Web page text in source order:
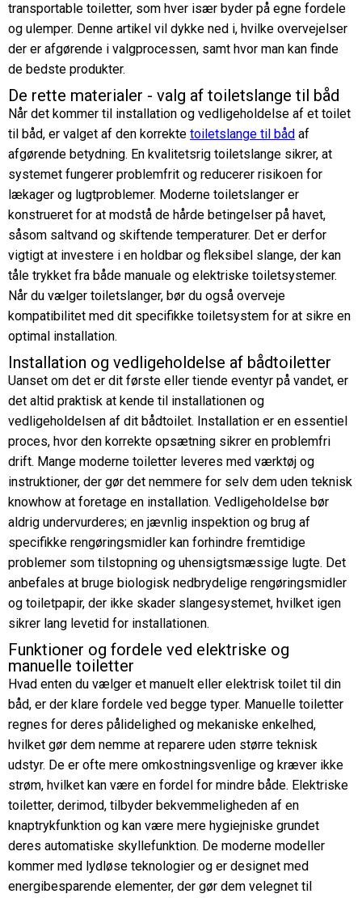
transportable toiletter, som hver især byder på egne fordele
og ulemper. Denne artikel vil dykke ned i, hvilke overvejelser
der er afgørende i valgprocessen, samt hvor man kan finde
de bedste produkter.
De rette materialer - valg af toiletslange til båd
Når det kommer til installation og vedligeholdelse af et toilet
til båd, er valget af den korrekte toiletslange til båd af
afgørende betydning. En kvalitetsrig toiletslange sikrer, at
systemet fungerer problemfrit og reducerer risikoen for
lækager og lugtproblemer. Moderne toiletslanger er
konstrueret for at modstå de hårde betingelser på havet,
såsom saltvand og skiftende temperaturer. Det er derfor
vigtigt at investere i en holdbar og fleksibel slange, der kan
tåle trykket fra både manuale og elektriske toiletsystemer.
Når du vælger toiletslanger, bør du også overveje
kompatibilitet med dit specifikke toiletsystem for at sikre en
optimal installation.
Installation og vedligeholdelse af bådtoiletter
Uanset om det er dit første eller tiende eventyr på vandet, er
det altid praktisk at kende til installationen og
vedligeholdelsen af dit bådtoilet. Installation er en essentiel
proces, hvor den korrekte opsætning sikrer en problemfri
drift. Mange moderne toiletter leveres med værktøj og
instruktioner, der gør det nemmere for selv dem uden teknisk
knowhow at foretage en installation. Vedligeholdelse bør
aldrig undervurderes; en jævnlig inspektion og brug af
specifikke rengøringsmidler kan forhindre fremtidige
problemer som tilstopning og uhensigtsmæssige lugte. Det
anbefales at bruge biologisk nedbrydelige rengøringsmidler
og toiletpapir, der ikke skader slangesystemet, hvilket igen
sikrer lang levetid for installationen.
Funktioner og fordele ved elektriske og
manuelle toiletter
Hvad enten du vælger et manuelt eller elektrisk toilet til din
båd, er der klare fordele ved begge typer. Manuelle toiletter
regnes for deres pålidelighed og mekaniske enkelhed,
hvilket gør dem nemme at reparere uden større teknisk
udstyr. De er ofte mere omkostningsvenlige og kræver ikke
strøm, hvilket kan være en fordel for mindre både. Elektriske
toiletter, derimod, tilbyder bekvemmeligheden af en
knaptrykfunktion og kan være mere hygiejniske grundet
deres automatiske skyllefunktion. De moderne modeller
kommer med lydløse teknologier og er designet med
energibesparende elementer, der gør dem velegnet til